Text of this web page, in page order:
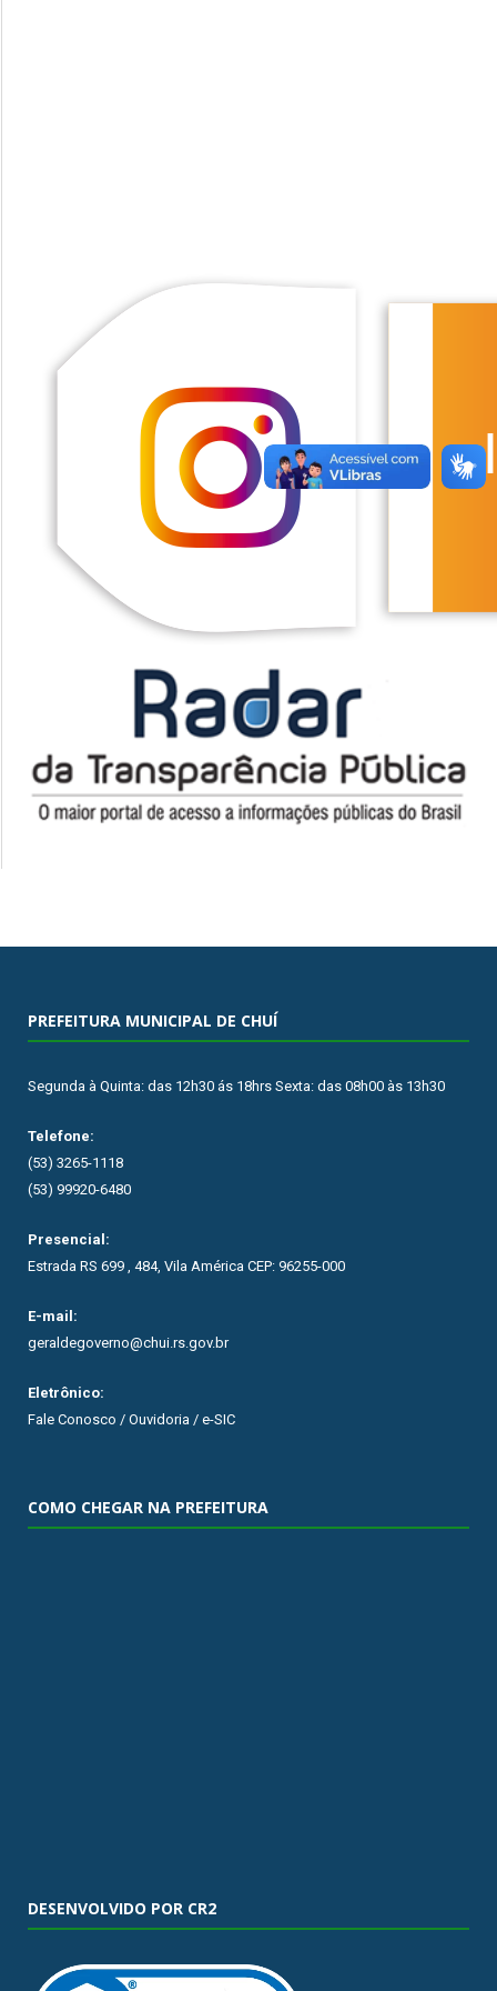
PREFEITURA MUNICIPAL DE CHUÍ
Segunda à Quinta: das 12h30 ás 18hrs Sexta: das 08h00 às 13h30
Telefone:
(53) 3265-1118
(53) 99920-6480
Presencial:
Estrada RS 699 , 484, Vila América CEP: 96255-000
E-mail:
geraldegoverno@chui.rs.gov.br
Eletrônico:
Fale Conosco / Ouvidoria / e-SIC
COMO CHEGAR NA PREFEITURA
DESENVOLVIDO POR CR2